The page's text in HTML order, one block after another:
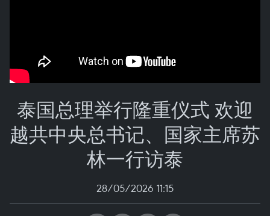
泰国总理举行隆重仪式 欢迎
越共中央总书记、国家主席苏
林一行访泰
28/05/2026 11:15